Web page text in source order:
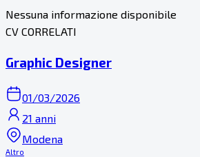
Nessuna informazione disponibile
CV CORRELATI
Graphic Designer
01/03/2026
21 anni
Modena
Altro